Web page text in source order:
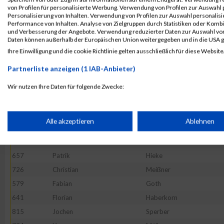
761
Dario
Pranteda
817
Lisa
Lerzer
690
Peter
Kraus
599
Marina
741
Mahidy-Barid
611
Bianca
Eder
657
Patrik
Hieke
726
Christian
Meißner
579
Fabian
Goth
641
Florian
Haberkorn
815
Jochen
Sperber
von Profilen für personalisierte Werbung. Verwendung von Profilen zur
Personalisierung von Inhalten. Verwendung von Profilen zur Auswahl
Performance von Inhalten. Analyse von Zielgruppen durch Statistiken oder
und Verbesserung der Angebote. Verwendung reduzierter Daten zur Auswahl
Daten können außerhalb der Europäischen Union weitergegeben und in die USA
Ihre Einwilligung und die cookie Richtlinie gelten ausschließlich für diese
Partnerliste anzeigen (1 IAB-Anbieter)
Wir nutzen Ihre Daten für folgende Zwecke:
Speichern von oder Zugriff auf Informationen auf einem
Erstellung von Profilen für personalisierte Werbung
Verwendung von Profilen zur Auswahl personalisierter
Alle akzeptieren Ablehnen